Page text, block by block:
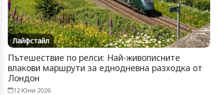
Лайфстайл
Пътешествие по релси: Най-живописните
влакови маршрути за еднодневна разходка от
Лондон
12 Юни 2026